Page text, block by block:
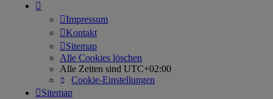
Impressum
Kontakt
Sitemap
Alle Cookies löschen
Alle Zeiten sind UTC+02:00
Cookie-Einstellungen
Sitemap